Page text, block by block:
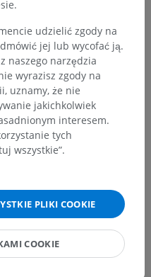
Układ nerwowy
Mózg>
udzielić zgody na
jej lub wycofać ją.
naszego narzędzia
wyrazisz zgody na
uznamy, że nie
jakichkolwiek
interesem.
tych
wszystkie”.
PLIKI COOKIE
COOKIE